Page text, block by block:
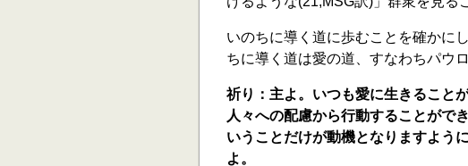
いのちに導く道に歩むことを確かに
ちに導く道は愛の道、すなわちパウ
祈り：主よ。いつも愛に生きること
人々への配慮から行動することがで
いうことだけが動機となりますよう
よ。